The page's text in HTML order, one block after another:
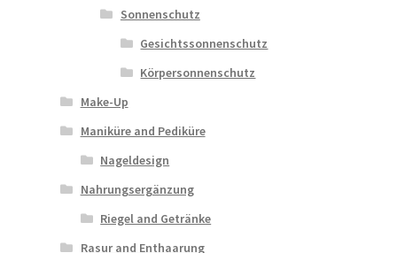
Sonnenschutz
Gesichtssonnenschutz
Körpersonnenschutz
Make-Up
Maniküre and Pediküre
Nageldesign
Nahrungsergänzung
Riegel and Getränke
Rasur and Enthaarung